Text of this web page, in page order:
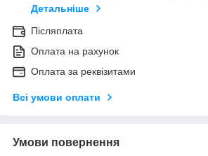
Детальніше
Післяплата
Оплата на рахунок
Оплата за реквізитами
Всі умови оплати
Умови повернення